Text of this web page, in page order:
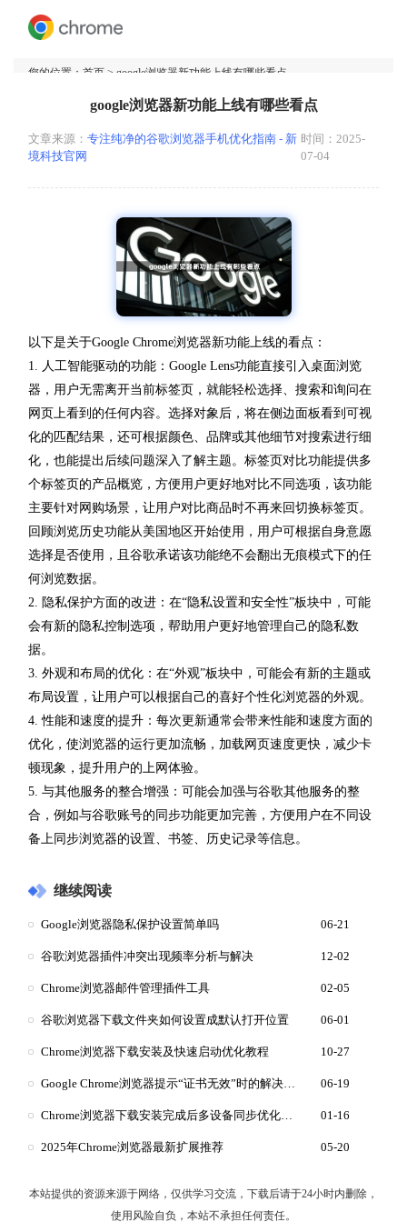
您的位置： 首页 > google浏览器新功能上线有哪些看点
google浏览器新功能上线有哪些看点
文章来源： 专注纯净的谷歌浏览器手机优化指南 - 新
境科技官网
时间：2025-
07-04
以下是关于Google Chrome浏览器新功能上线的看点：
1. 人工智能驱动的功能：Google Lens功能直接引入桌面浏览
器，用户无需离开当前标签页，就能轻松选择、搜索和询问在
网页上看到的任何内容。选择对象后，将在侧边面板看到可视
化的匹配结果，还可根据颜色、品牌或其他细节对搜索进行细
化，也能提出后续问题深入了解主题。标签页对比功能提供多
个标签页的产品概览，方便用户更好地对比不同选项，该功能
主要针对网购场景，让用户对比商品时不再来回切换标签页。
回顾浏览历史功能从美国地区开始使用，用户可根据自身意愿
选择是否使用，且谷歌承诺该功能绝不会翻出无痕模式下的任
何浏览数据。
2. 隐私保护方面的改进：在“隐私设置和安全性”板块中，可能
会有新的隐私控制选项，帮助用户更好地管理自己的隐私数
据。
3. 外观和布局的优化：在“外观”板块中，可能会有新的主题或
布局设置，让用户可以根据自己的喜好个性化浏览器的外观。
4. 性能和速度的提升：每次更新通常会带来性能和速度方面的
优化，使浏览器的运行更加流畅，加载网页速度更快，减少卡
顿现象，提升用户的上网体验。
5. 与其他服务的整合增强：可能会加强与谷歌其他服务的整
合，例如与谷歌账号的同步功能更加完善，方便用户在不同设
备上同步浏览器的设置、书签、历史记录等信息。
继续阅读
Google浏览器隐私保护设置简单吗 06-21
谷歌浏览器插件冲突出现频率分析与解决 12-02
Chrome浏览器邮件管理插件工具 02-05
谷歌浏览器下载文件夹如何设置成默认打开位置 06-01
Chrome浏览器下载安装及快速启动优化教程 10-27
Google Chrome浏览器提示“证书无效”时的解决路径 06-19
Chrome浏览器下载安装完成后多设备同步优化操作教程 01-16
2025年Chrome浏览器最新扩展推荐 05-20
本站提供的资源来源于网络，仅供学习交流，下载后请于24小时内删除，
使用风险自负，本站不承担任何责任。